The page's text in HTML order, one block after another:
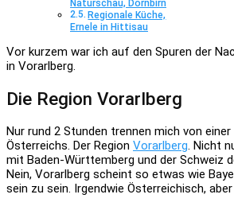
Naturschau, Dornbirn
Regionale Küche,
Ernele in Hittisau
Vor kurzem war ich auf den Spuren der
in Vorarlberg.
Die Region Vorarlberg
Nur rund 2 Stunden trennen mich von
Österreichs. Der Region Vorarlberg. Nicht
mit Baden-Württemberg und der Schweiz
Nein, Vorarlberg scheint so etwas wie
sein zu sein. Irgendwie Österreichisch,